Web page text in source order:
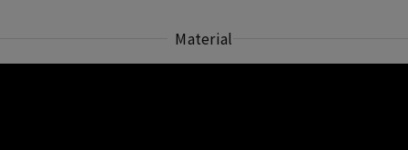
Material